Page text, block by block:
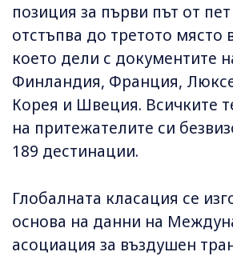
позиция за първи път от
отстъпва до третото място
което дели с документите
Финландия, Франция,
Корея и Швеция. Всичките
на притежателите си
189 дестинации.
Глобалната класация се
основа на данни на
асоциация за въздушен